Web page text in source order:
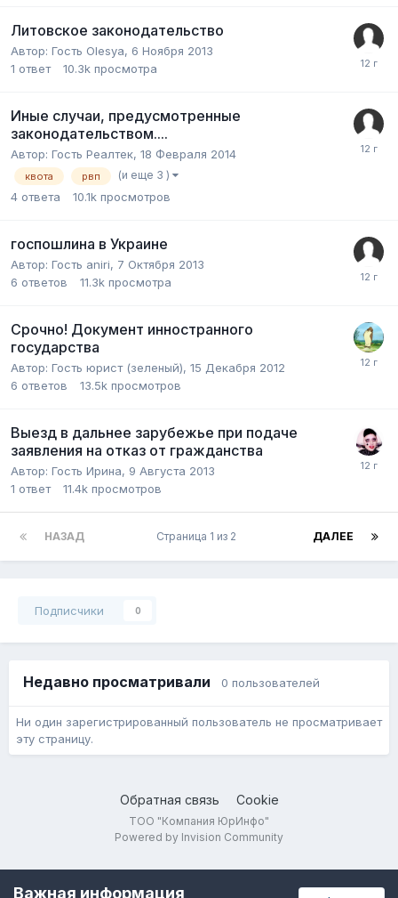
Литовское законодательство
Автор: Гость Olesya, 6 Ноября 2013
1 ответ 10.3k просмотра
Иные случаи, предусмотренные
законодательством....
Автор: Гость Реалтек, 18 Февраля 2014
квота рвп (и еще 3 )
4 ответа 10.1k просмотров
госпошлина в Украине
Автор: Гость aniri, 7 Октября 2013
6 ответов 11.3k просмотра
Срочно! Документ инностранного
государства
Автор: Гость юрист (зеленый), 15 Декабря 2012
6 ответов 13.5k просмотров
Выезд в дальнее зарубежье при подаче
заявления на отказ от гражданства
Автор: Гость Ирина, 9 Августа 2013
1 ответ 11.4k просмотров
НАЗАД ДАЛЕЕ
Страница 1 из 2
Подписчики 0
Недавно просматривали 0 пользователей
Ни один зарегистрированный пользователь не просматривает
эту страницу.
Обратная связь Cookie
ТОО "Компания ЮрИнфо"
Powered by Invision Community
Важная информация